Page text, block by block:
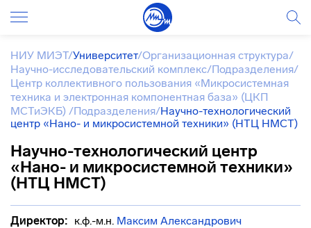
НИУ МИЭТ/Университет/Организационная структура/
Научно-исследовательский комплекс/Подразделения/
Центр коллективного пользования «Микросистемная
техника и электронная компонентная база» (ЦКП
МСТиЭКБ) /Подразделения/Научно-технологический
центр «Нано- и микросистемной техники» (НТЦ НМСТ)
Научно-технологический центр
«Нано- и микросистемной техники»
(НТЦ НМСТ)
Директор: к.ф.-м.н. Максим Александрович